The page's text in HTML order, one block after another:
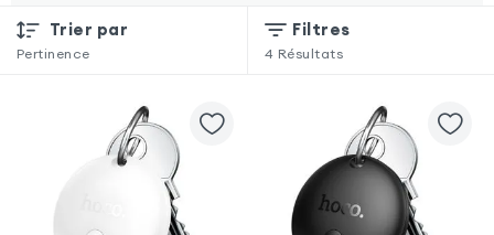
Trier par
Pertinence
Filtres
4 Résultats